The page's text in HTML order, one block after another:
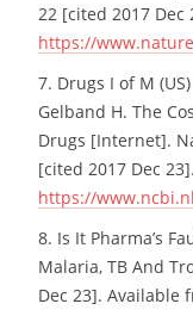
22 [cited 2017 Dec
https://
7. Drugs I of M
Gelband H. The
Drugs [Internet].
[cited 2017 Dec
https://
8. Is It Pharma’s
Malaria, TB And
Dec 23]. Available